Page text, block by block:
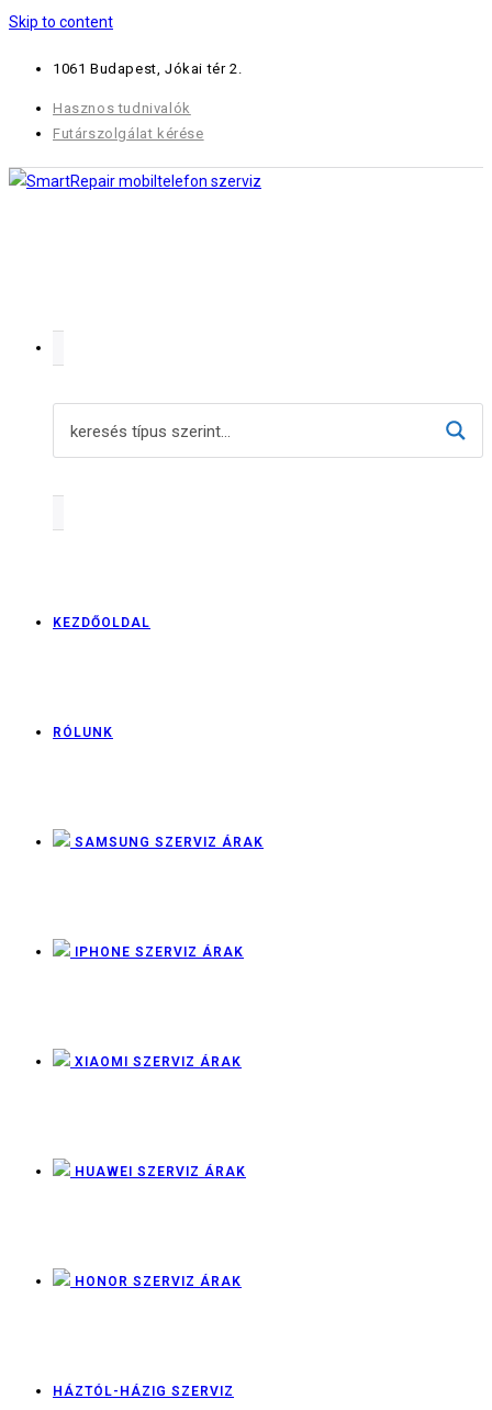
Skip to content
1061 Budapest, Jókai tér 2.
Hasznos tudnivalók
Futárszolgálat kérése
KEZDŐOLDAL
RÓLUNK
SAMSUNG SZERVIZ ÁRAK
IPHONE SZERVIZ ÁRAK
XIAOMI SZERVIZ ÁRAK
HUAWEI SZERVIZ ÁRAK
HONOR SZERVIZ ÁRAK
HÁZTÓL-HÁZIG SZERVIZ